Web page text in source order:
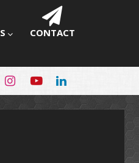
CONTACT